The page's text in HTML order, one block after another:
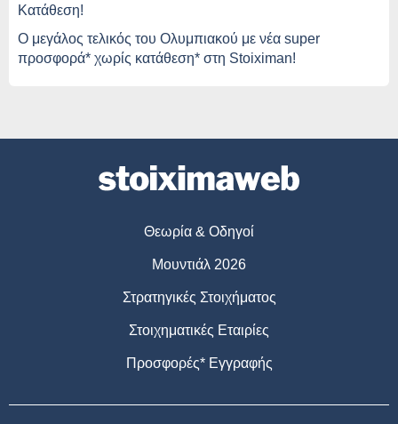
Κατάθεση!
O μεγάλος τελικός του Ολυμπιακού με νέα super
προσφορά* χωρίς κατάθεση* στη Stoiximan!
Θεωρία & Οδηγοί
Μουντιάλ 2026
Στρατηγικές Στοιχήματος
Στοιχηματικές Εταιρίες
Προσφορές* Εγγραφής